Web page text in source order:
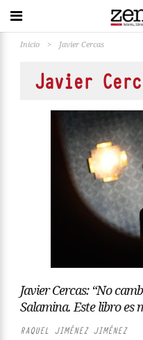
Inicio > Javier Cercas
Javier
Javier Cercas: “No
Salamina. Este libro es
RAQUEL JIMÉNEZ JIMÉNEZ